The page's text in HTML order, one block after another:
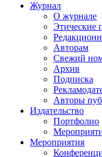
Журнал
О журнале
Этические
Авторам
Свежий
Архив
Подписка
Авторы
Издательство
Портфолио
Мероприятия